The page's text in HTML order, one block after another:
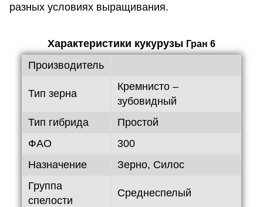
разных условиях выращивания.
Характеристики кукурузы Гран 6
Производитель
Тип зерна
Кремнисто –
зубовидный
Тип гибрида
Простой
ФАО
300
Назначение
Зерно, Силос
Группа
спелости
Среднеспелый